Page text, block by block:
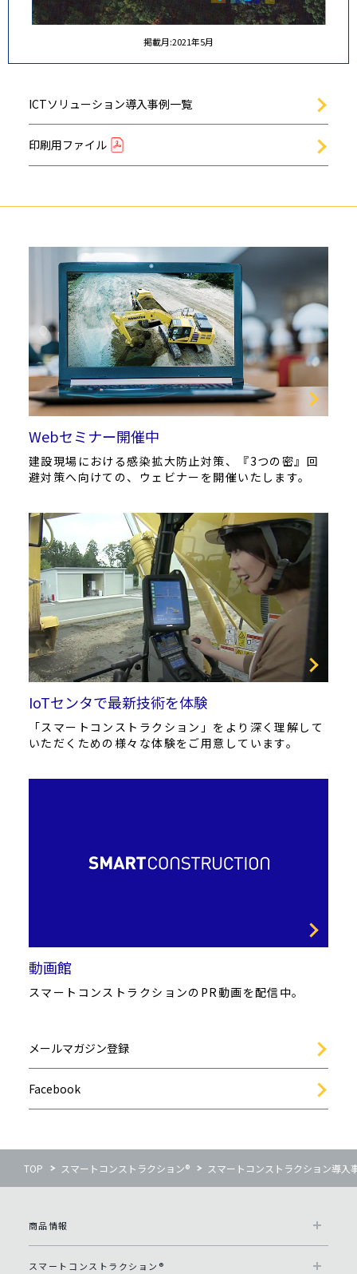
掲載月:2021年5月
ICTソリューション導入事例一覧
印刷用ファイル
Webセミナー開催中
建設現場における感染拡大防止対策、『3つの密』回
避対策へ向けての、ウェビナーを開催いたします。
IoTセンタで最新技術を体験
「スマートコンストラクション」をより深く理解して
いただくための様々な体験をご用意しています。
動画館
スマートコンストラクションのPR動画を配信中。
メールマガジン登録
Facebook
TOP スマートコンストラクション® スマートコンストラクション導入
商品情報
スマートコンストラクション®